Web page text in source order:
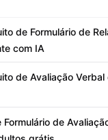
de Formulário de
com IA
de Avaliação
Formulário de